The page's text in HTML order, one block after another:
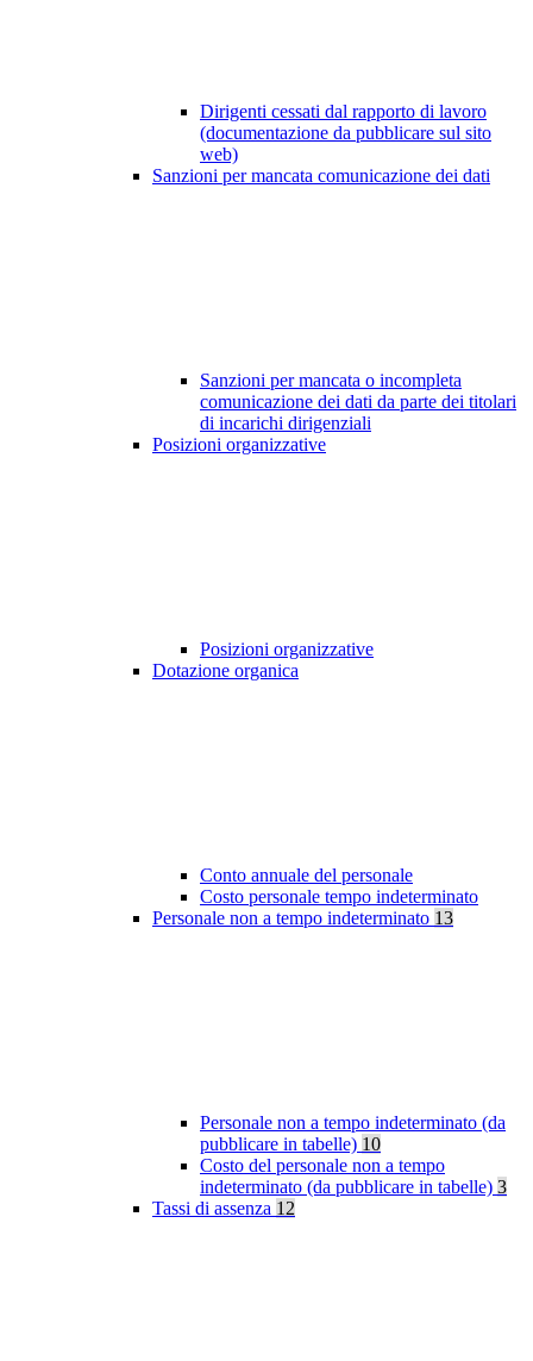
Dirigenti cessati dal rapporto di lavoro
(documentazione da pubblicare sul sito
web)
Sanzioni per mancata comunicazione dei dati
Sanzioni per mancata o incompleta
comunicazione dei dati da parte dei titolari
di incarichi dirigenziali
Posizioni organizzative
Posizioni organizzative
Dotazione organica
Conto annuale del personale
Costo personale tempo indeterminato
Personale non a tempo indeterminato 13
Personale non a tempo indeterminato (da
pubblicare in tabelle) 10
Costo del personale non a tempo
indeterminato (da pubblicare in tabelle) 3
Tassi di assenza 12